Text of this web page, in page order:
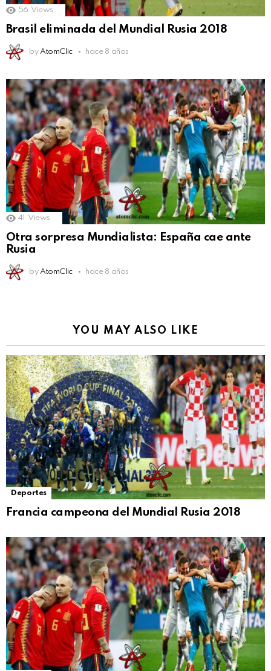
56 Views
Brasil eliminada del Mundial Rusia 2018
by AtomClic hace 8 años
41 Views
Otra sorpresa Mundialista: España cae ante
Rusia
by AtomClic hace 8 años
YOU MAY ALSO LIKE
Deportes
Francia campeona del Mundial Rusia 2018